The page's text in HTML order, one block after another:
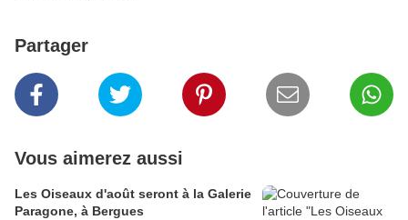
Partager
Vous aimerez aussi
Les Oiseaux d'août seront à la Galerie
Paragone, à Bergues